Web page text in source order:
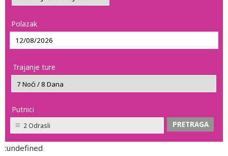
Polazak
Trajanje ture
Putnici
2 Odrasli
:undefined